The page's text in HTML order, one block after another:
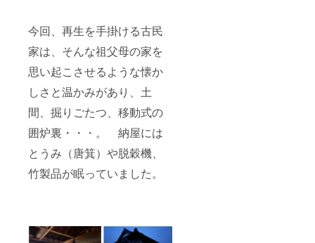
今回、再生を手掛ける古民
家は、そんな祖父母の家を
思い起こさせるような懐か
しさと温かみがあり、土
間、掘りごたつ、移動式の
囲炉裏・・・。 納屋には
とうみ（唐箕）や脱穀機、
竹製品が眠っていました。